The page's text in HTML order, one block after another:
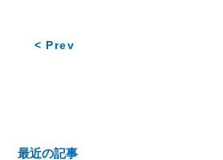
< Prev
最近の記事